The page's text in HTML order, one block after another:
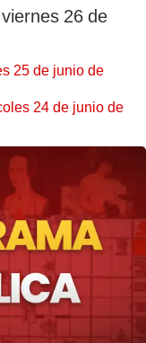
26 de
25 de junio de
24 de junio de